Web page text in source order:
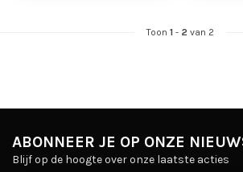
Toon 1 - 2 van 2
ABONNEER JE OP ONZE
Blijf op de hoogte over onze laatste acties